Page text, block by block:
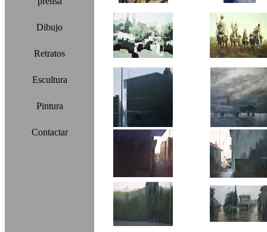
Dibujo
Retratos
Escultura
Pintura
Contactar